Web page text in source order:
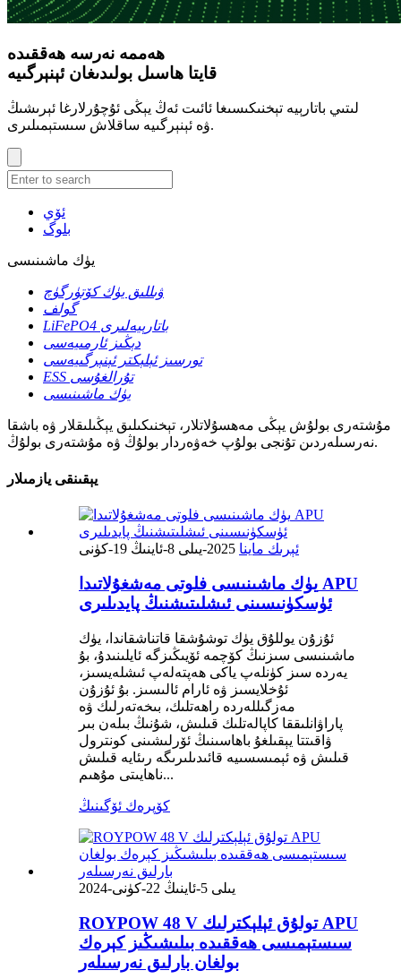
ھەممە نەرسە ھەققىدە
قايتا ھاسىل بولىدىغان ئېنېرگىيە
لىتىي باتارېيە تېخنىكىسىغا ئائىت ئەڭ يېڭى ئۇچۇرلارغا ئېرىشىڭ
ۋە ئېنېرگىيە ساقلاش سىستېمىلىرى.
ئۆي
بلوگ
يۈك ماشىنىسى
ۋىللىق يۈك كۆتۈرگۈچ
گولف
LiFePO4 باتارېيەلىرى
دېڭىز ئارمىيەسى
تورسىز ئېلېكتر ئېنېرگىيەسى
ESS تۇرالغۇسى
يۈك ماشىنىسى
مۇشتەرى بولۇش يېڭى مەھسۇلاتلار، تېخنىكىلىق يېڭىلىقلار ۋە باشقا
نەرسىلەردىن تۇنجى بولۇپ خەۋەردار بولۇڭ ۋە مۇشتەرى بولۇڭ.
يېقىنقى يازمىلار
ئېرىك ماينا 2025-يىلى 8-ئاينىڭ 19-كۈنى
يۈك ماشىنىسى فلوتى مەشغۇلاتىدا APU
ئۈسكۈنىسىنى ئىشلىتىشنىڭ پايدىلىرى
ئۇزۇن يوللۇق يۈك توشۇشقا قاتناشقاندا، يۈك
ماشىنىسى سىزنىڭ كۆچمە ئۆيىڭىزگە ئايلىنىدۇ، بۇ
يەردە سىز كۈنلەپ ياكى ھەپتەلەپ ئىشلەيسىز،
ئۇخلايسىز ۋە ئارام ئالىسىز. بۇ ئۇزۇن
مەزگىللەردە راھەتلىك، بىخەتەرلىك ۋە
پاراۋانلىققا كاپالەتلىك قىلىش، شۇنىڭ بىلەن بىر
ۋاقىتتا يېقىلغۇ باھاسىنىڭ ئۆرلىشىنى كونترول
قىلىش ۋە ئېمىسسىيە قائىدىلىرىگە رىئايە قىلىش
ناھايىتى مۇھىم...
كۆپرەك ئۆگىنىڭ
2024-يىلى 5-ئاينىڭ 22-كۈنى
ROYPOW 48 V تولۇق ئېلېكترلىك APU
سىستېمىسى ھەققىدە بىلىشىڭىز كېرەك
بولغان بارلىق نەرسىلەر